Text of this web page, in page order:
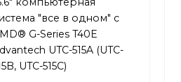
"все в одном" с
G-Series T40E
UTC-515A (UTC-
UTC-515C)